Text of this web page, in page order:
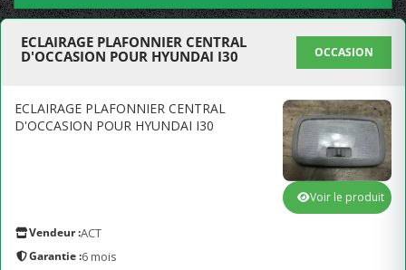
ECLAIRAGE PLAFONNIER CENTRAL
D'OCCASION POUR HYUNDAI I30
OCCASION
ECLAIRAGE PLAFONNIER CENTRAL
D'OCCASION POUR HYUNDAI I30
Vendeur :ACT
Garantie :6 mois
Voir le produit